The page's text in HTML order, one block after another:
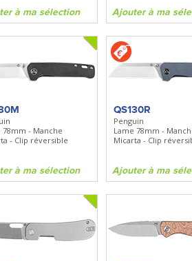
ma sélection
BN535
Clip réversible
Ajouter à ma
à ma sélection Ajouter à ma
78mm - Manche
- Clip réversible
à ma sélection
QS130R
Penguin
Lame 78mm -
Micarta - Clip
Ajouter à ma